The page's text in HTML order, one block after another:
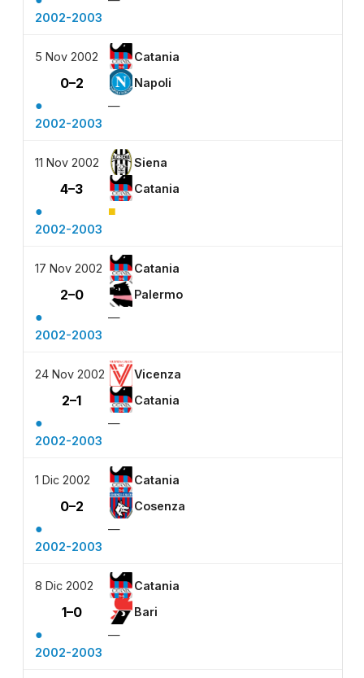
2002-2003
5 Nov 2002 Catania
0–2 Napoli
●
—
2002-2003
11 Nov 2002 Siena
4–3 Catania
● ■
2002-2003
17 Nov 2002 Catania
2–0 Palermo
●
—
2002-2003
24 Nov 2002 Vicenza
2–1 Catania
●
—
2002-2003
1 Dic 2002 Catania
0–2 Cosenza
●
—
2002-2003
8 Dic 2002 Catania
1–0 Bari
●
—
2002-2003